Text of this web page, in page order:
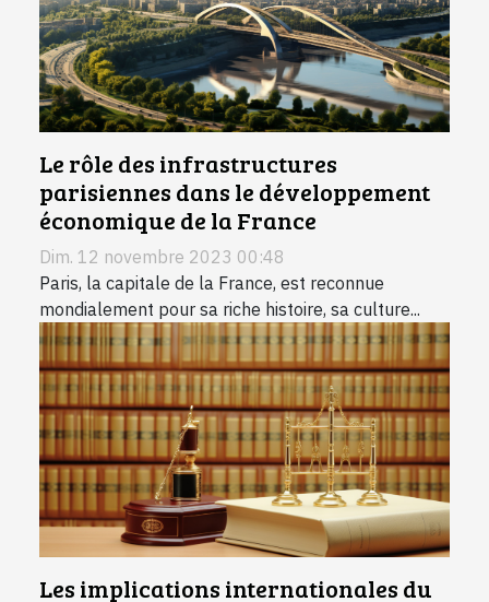
Le rôle des infrastructures
parisiennes dans le développement
économique de la France
Dim. 12 novembre 2023 00:48
Paris, la capitale de la France, est reconnue
mondialement pour sa riche histoire, sa culture...
Les implications internationales du